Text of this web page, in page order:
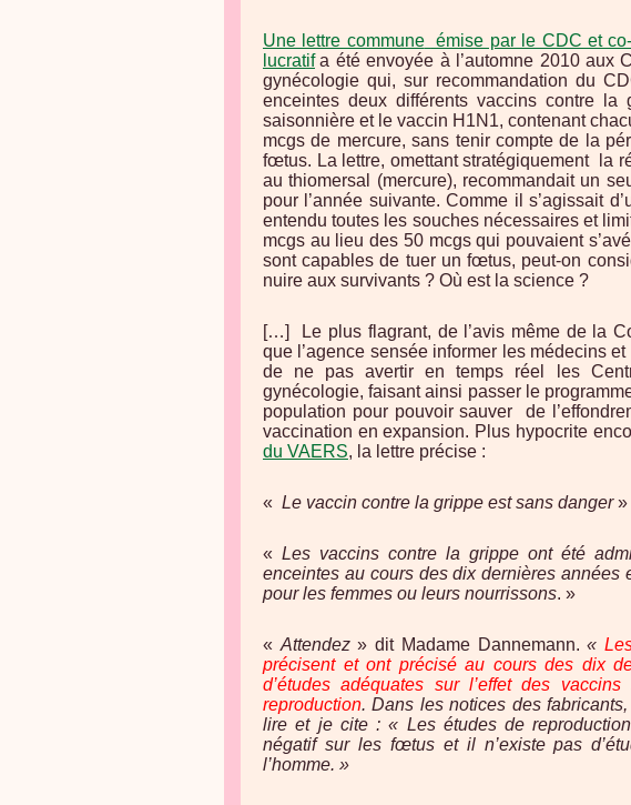
Une lettre commune
émise par le CDC et
lucratif a été envoyée à l’automne 2010 aux
gynécologie qui, sur recommandation du
enceintes deux différents vaccins contre
saisonnière et le vaccin H1N1, contenant
mcgs de mercure, sans tenir compte de la
fœtus. La lettre, omettant stratégiquement
la
au thiomersal (mercure), recommandait un
pour l’année suivante. Comme il s’agissait
entendu toutes les souches nécessaires et
mcgs au lieu des 50 mcgs qui pouvaient
sont capables de tuer un fœtus, peut-on
nuire aux survivants ? Où est la science ?
[…]
Le plus flagrant, de l’avis même de la
que l’agence sensée informer les médecins
de ne pas avertir en temps réel les
gynécologie, faisant ainsi passer le
population pour pouvoir sauver
de
vaccination en expansion. Plus hypocrite
du VAERS, la lettre précise :
« Le vaccin contre la grippe est sans danger»
« Les vaccins contre la grippe ont été
enceintes au cours des dix dernières années
pour les femmes ou leurs nourrissons. »
« Attendez» dit Madame Dannemann.«
précisent et ont précisé au cours des dix
d’études adéquates sur l’effet des
reproduction. Dans les notices des
lire et je cite : « Les études de
négatif sur les fœtus et il n’existe pas
l’homme. »